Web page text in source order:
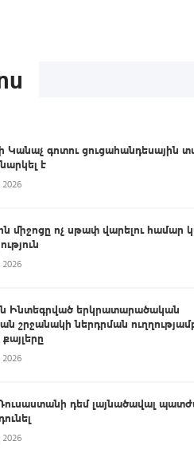
Կանաչ գոտու ցուցահանդեսային
է
միջոցը ոչ սթափ վարելու համար
Ինտեգրված երկրատարածական
շրջանակի ներդրման
դեմ լայնածավալ